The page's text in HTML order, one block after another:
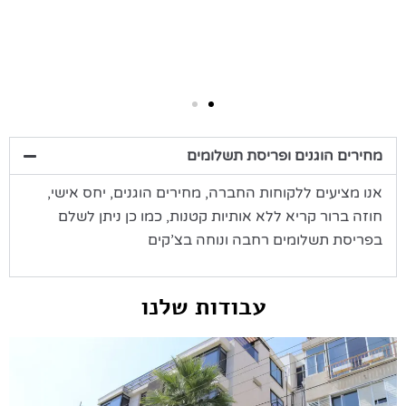
מחירים הוגנים ופריסת תשלומים
אנו מציעים ללקוחות החברה, מחירים הוגנים, יחס אישי,
חוזה ברור קריא ללא אותיות קטנות, כמו כן ניתן לשלם
בפריסת תשלומים רחבה ונוחה בצ’קים
עבודות שלנו